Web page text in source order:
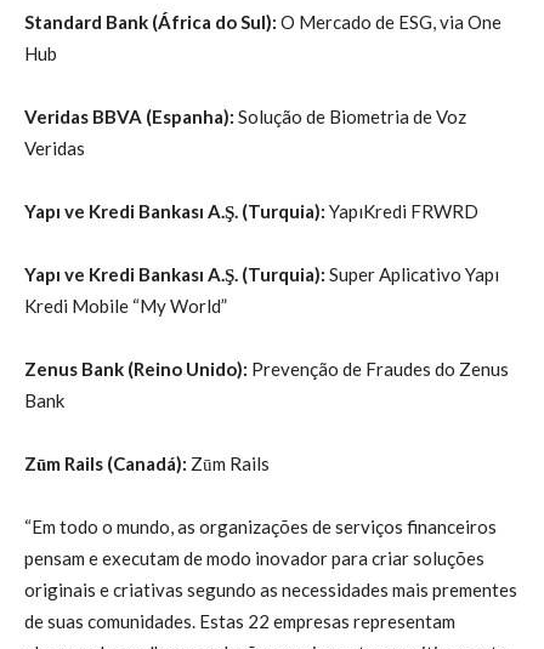
Standard Bank (África do Sul): O Mercado de ESG, via One
Hub
Veridas BBVA (Espanha): Solução de Biometria de Voz
Veridas
Yapı ve Kredi Bankası A.Ş. (Turquia): YapıKredi FRWRD
Yapı ve Kredi Bankası A.Ş. (Turquia): Super Aplicativo Yapı
Kredi Mobile “My World”
Zenus Bank (Reino Unido): Prevenção de Fraudes do Zenus
Bank
Zūm Rails (Canadá): Zūm Rails
“Em todo o mundo, as organizações de serviços financeiros
pensam e executam de modo inovador para criar soluções
originais e criativas segundo as necessidades mais prementes
de suas comunidades. Estas 22 empresas representam